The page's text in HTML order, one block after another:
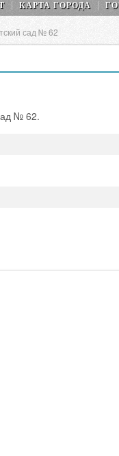
КАРТА ГОРОДА
сад № 62
№ 62.